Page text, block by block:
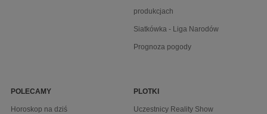
produkcjach
Siatkówka - Liga Narodów
Prognoza pogody
POLECAMY
Horoskop na dziś
PLOTKI
Uczestnicy Reality Show